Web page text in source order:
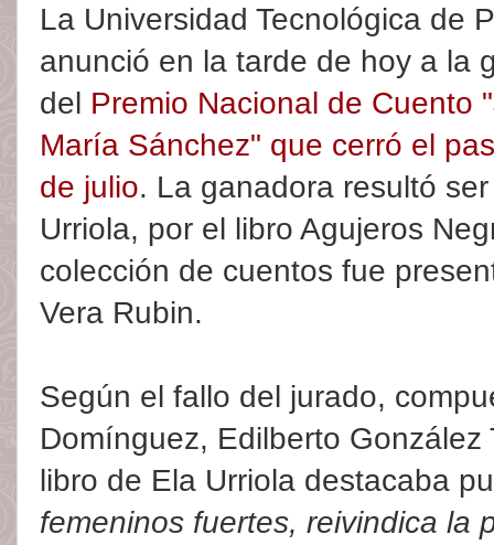
La Universidad Tecnológica de
anunció en la tarde de hoy a la
del Premio Nacional de Cuento
María Sánchez" que cerró el
de julio. La ganadora resultó
Urriola, por el libro Agujeros
colección de cuentos fue
Vera Rubin.
Según el fallo del jurado,
Domínguez, Edilberto
libro de Ela Urriola destacaba
femeninos fuertes, reivindica la